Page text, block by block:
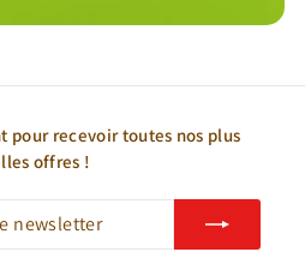
pour recevoir toutes nos plus
offres !